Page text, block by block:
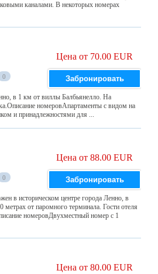
каналами. В некоторых номерах
0
Цена от 70.00 EUR
Забронировать
в 1 км от виллы Балбьянелло. На
номеровАпартаменты с видом на
и принадлежностями для ...
0
Цена от 88.00 EUR
Забронировать
в историческом центре города Ленно, в
от паромного терминала. Гости отеля
номеровДвухместный номер с 1
Цена от 80.00 EUR